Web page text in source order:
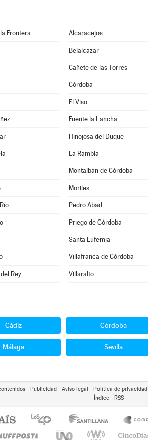
Frontera Alcaracejos
Belalcázar
Cañete de las Torres
Córdoba
El Viso
Fuente la Lancha
Hinojosa del Duque
La Rambla
Montalbán de Córdoba
Moriles
Pedro Abad
Priego de Córdoba
Santa Eufemia
Villafranca de Córdoba
Rey Villaralto
Cádiz Córdoba
Málaga Sevilla
Publicidad Aviso legal Política de privacidad
Índice
RSS